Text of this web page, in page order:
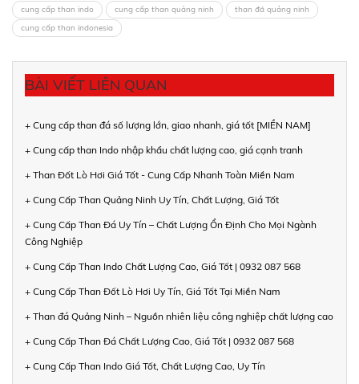
cung cấp than indo
cung cấp than quảng ninh
than đá quảng ninh
cung cấp than indonesia
BÀI VIẾT LIÊN QUAN
+ Cung cấp than đá số lượng lớn, giao nhanh, giá tốt [MIỀN NAM]
+ Cung cấp than Indo nhập khẩu chất lượng cao, giá cạnh tranh
+ Than Đốt Lò Hơi Giá Tốt - Cung Cấp Nhanh Toàn Miền Nam
+ Cung Cấp Than Quảng Ninh Uy Tín, Chất Lượng, Giá Tốt
+ Cung Cấp Than Đá Uy Tín – Chất Lượng Ổn Định Cho Mọi Ngành
Công Nghiệp
+ Cung Cấp Than Indo Chất Lượng Cao, Giá Tốt | 0932 087 568
+ Cung Cấp Than Đốt Lò Hơi Uy Tín, Giá Tốt Tại Miền Nam
+ Than đá Quảng Ninh – Nguồn nhiên liệu công nghiệp chất lượng cao
+ Cung Cấp Than Đá Chất Lượng Cao, Giá Tốt | 0932 087 568
+ Cung Cấp Than Indo Giá Tốt, Chất Lượng Cao, Uy Tín